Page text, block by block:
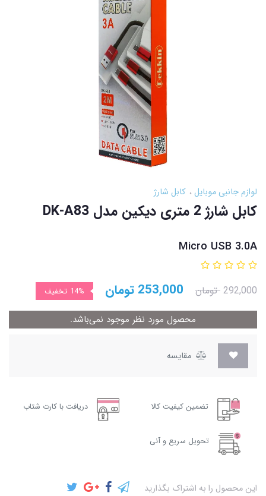
لوازم جانبی موبایل کابل شارژ
کابل شارژ 2 متری دیکین مدل DK-A83
Micro USB 3.0A
292,000 تومان 253,000 تومان 14% تخفیف
محصول مورد نظر موجود نمی‌باشد.
مقایسه
تضمین کیفیت کالا دریافت با کارت شتاب
تحویل سریع و آنی
این محصول را به اشتراک بگذارید